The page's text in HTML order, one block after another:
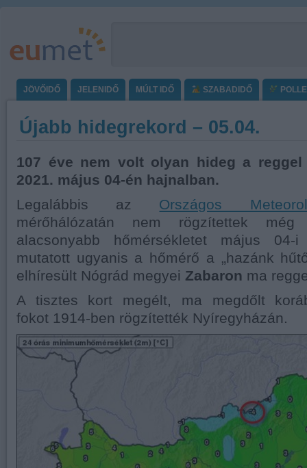
JÖVŐIDŐ JELENIDŐ MÚLT IDŐ SZABADIDŐ
Újabb hidegrekord – 05.04.
107 éve nem volt olyan hideg a reggel
2021. május 04-én hajnalban.
Legalábbis az Országos
mérőhálózatán nem rögzítettek
alacsonyabb hőmérsékletet május 04-
mutatott ugyanis a hőmérő a „hazánk
elhíresült Nógrád megyei Zabaron ma
A tisztes kort megélt, ma megdőlt
fokot 1914-ben rögzítették Nyíregyházán.